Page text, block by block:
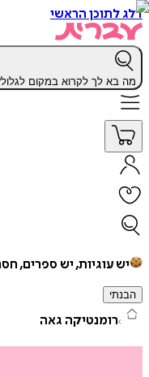
דלג לתוכן הראשי
מה בא לך לקרוא במקום
יש עוגיות, יש ספרים,
הבנתי
רומנטיקה גאה